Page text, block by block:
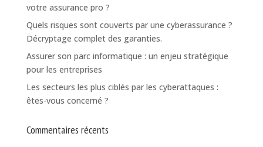
votre assurance pro ?
Quels risques sont couverts par une cyberassurance ?
Décryptage complet des garanties.
Assurer son parc informatique : un enjeu stratégique
pour les entreprises
Les secteurs les plus ciblés par les cyberattaques :
êtes-vous concerné ?
Commentaires récents